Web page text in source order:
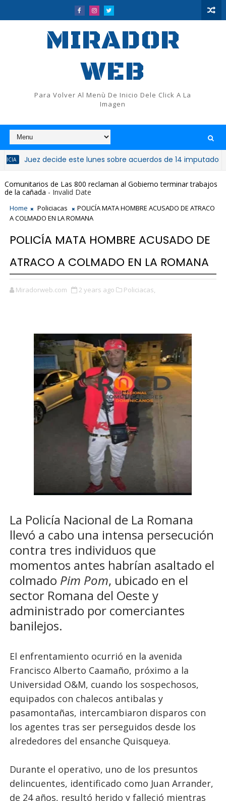
MIRADOR
WEB
Para Volver Al Menù De Inicio Dele Click A La
Imagen
decide este lunes sobre acuerdos de 14 imputados del caso
Comunitarios de Las 800 reclaman al Gobierno terminar trabajos
de la cañada - Invalid Date
Home Policiacas
POLICÍA MATA HOMBRE ACUSADO DE ATRACO
A COLMADO EN LA ROMANA
POLICÍA MATA HOMBRE ACUSADO DE
ATRACO A COLMADO EN LA ROMANA
Miradorweb.com 2 years ago Policiacas,
La Policía Nacional de La Romana
llevó a cabo una intensa persecución
contra tres individuos que
momentos antes habrían asaltado el
colmado Pim Pom, ubicado en el
sector Romana del Oeste y
administrado por comerciantes
banilejos.
El enfrentamiento ocurrió en la avenida
Francisco Alberto Caamaño, próximo a la
Universidad O&M, cuando los sospechosos,
equipados con chalecos antibalas y
pasamontañas, intercambiaron disparos con
los agentes tras ser perseguidos desde los
alrededores del ensanche Quisqueya.
Durante el operativo, uno de los presuntos
delincuentes, identificado como Juan Arrander,
de 24 años, resultó herido y falleció mientras